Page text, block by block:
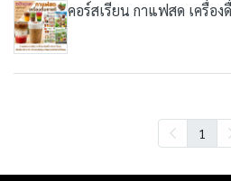
คอร์สเรียน กาแฟสด เครื่อง
1